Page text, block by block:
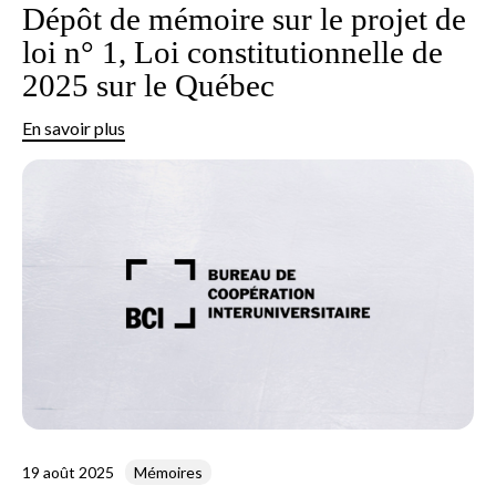
Dépôt de mémoire sur le projet de
loi n° 1, Loi constitutionnelle de
2025 sur le Québec
En savoir plus
19 août 2025 Mémoires